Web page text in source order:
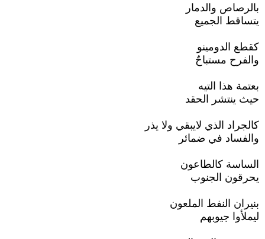
بالرصاص والدمار
يتساقط الجميع
كقطع الدومينو
والفرح مستباحٌ
بعتمة هذا التيه
حيث ينتشر الحقد
كالجراد الذي لايبقي ولا يذر
والفساد في ضمائر
الساسة كالطاعون
يحرقون الجنوب
بنيران النفط الملعون
ليملأوا جيوبهم